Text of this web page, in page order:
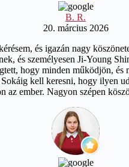
B. R.
20. március 2026
és igazán nagy
és személyesen Ji-Young
hogy minden működjön, és
kell keresni, hogy ilyen
az ember. Nagyon szépen